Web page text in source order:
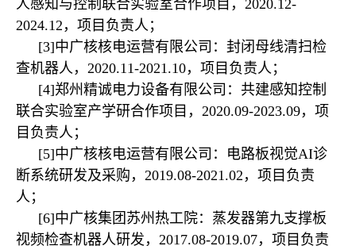
人感知与控制联合实验室合作项目，2020.12-
2024.12，项目负责人；
[3]中广核核电运营有限公司：封闭母线清扫检
查机器人，2020.11-2021.10，项目负责人；
[4]郑州精诚电力设备有限公司：共建感知控制
联合实验室产学研合作项目，2020.09-2023.09，项
目负责人；
[5]中广核核电运营有限公司：电路板视觉AI诊
断系统研发及采购，2019.08-2021.02，项目负责
人；
[6]中广核集团苏州热工院： 蒸发器第九支撑板
视频检查机器人研发， 2017.08-2019.07，项 目负责